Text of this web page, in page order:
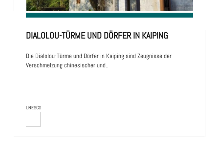
UNESCO
DIALOLOU-TÜRME UND DÖRFER IN KAIPING
Die Dialolou-Türme und Dörfer in Kaiping sind Zeugnisse der
Verschmelzung chinesischer und..